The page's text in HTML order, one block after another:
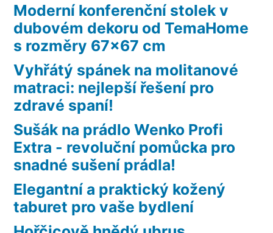
Moderní konferenční stolek v
dubovém dekoru od TemaHome
s rozměry 67×67 cm
Vyhřátý spánek na molitanové
matraci: nejlepší řešení pro
zdravé spaní!
Sušák na prádlo Wenko Profi
Extra - revoluční pomůcka pro
snadné sušení prádla!
Elegantní a praktický kožený
taburet pro vaše bydlení